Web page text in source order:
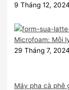
9 Tháng 12, 2024
Microfoam: Mỗi
29 Tháng 7, 2024
Máy pha cà phê